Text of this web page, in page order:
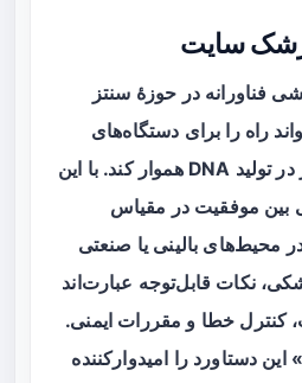
سایت
فناورانه در حوزهٔ سنتز
راه را برای دستگاه‌های
کوچکتر و محیط‌پسندتر در تولید DNA هموار کند. با این
بین موفقیت در مقیاس
محیط‌های بالینی یا صنعتی
نکات قابل‌توجه عبارت‌اند
کنترل خطا و مقررات ایمنی.
دستاورد را امیدوارکننده